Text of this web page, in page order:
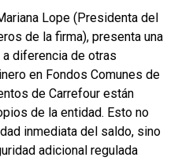
Lope (Presidenta del
de la firma), presenta una
diferencia de otras
en Fondos Comunes de
de Carrefour están
de la entidad. Esto no
inmediata del saldo, sino
adicional regulada